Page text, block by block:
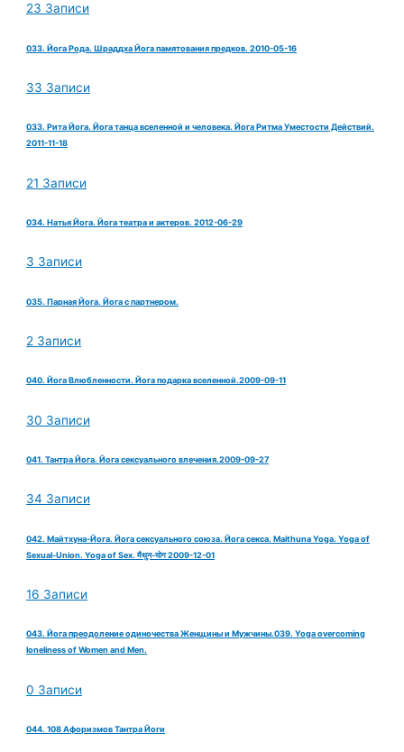
23 Записи
033. Йога Рода. Шраддха Йога памятования предков. 2010-05-16
33 Записи
033. Рита Йога. Йога танца вселенной и человека. Йога Ритма Уместости Действий.
2011-11-18
21 Записи
034. Натья Йога. Йога театра и актеров. 2012-06-29
3 Записи
035. Парная Йога. Йога с партнером.
2 Записи
040. Йога Влюбленности. Йога подарка вселенной.2009-09-11
30 Записи
041. Тантра Йога. Йога сексуального влечения.2009-09-27
34 Записи
042. Майтхуна-Йога. Йога сексуального союза. Йога секса. Maithuna Yoga. Yoga of
Sexual-Union. Yoga of Sex. मैथुन-योग 2009-12-01
16 Записи
043. Йога преодоление одиночества Женщины и Мужчины.039. Yoga overcoming
loneliness of Women and Men.
0 Записи
044. 108 Афоризмов Тантра Йоги